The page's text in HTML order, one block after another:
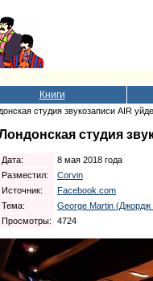
Книги
студия звукозаписи AIR
студия
Дата:
8 мая 2018 года
Разместил:
Corvin
Источник:
Facebook.com
Тема:
George Martin (Джордж
Просмотры:
4724